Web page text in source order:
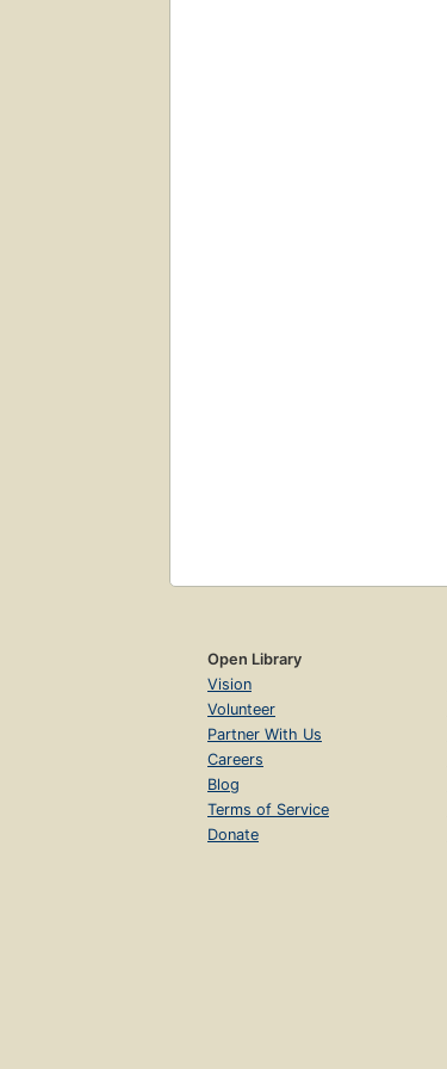
Open Library
Vision
Volunteer
Partner With Us
Careers
Blog
Terms of Service
Donate